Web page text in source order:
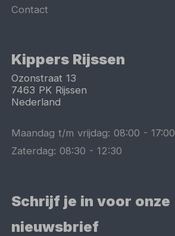
Contact
Kippers Rijssen
Ozonstraat 13
7463 PK Rijssen
Nederland
Maandag t/m vrijdag:08:00 -17:00
Zaterdag:08:30 -12:30
Schrijf je in voor onze
nieuwsbrief